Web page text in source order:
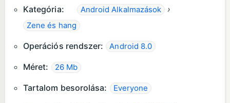
Kategória:
Android Alkalmazások ›
Zene és hang
Operációs rendszer: Android 8.0
Méret: 26 Mb
Tartalom besorolása: Everyone